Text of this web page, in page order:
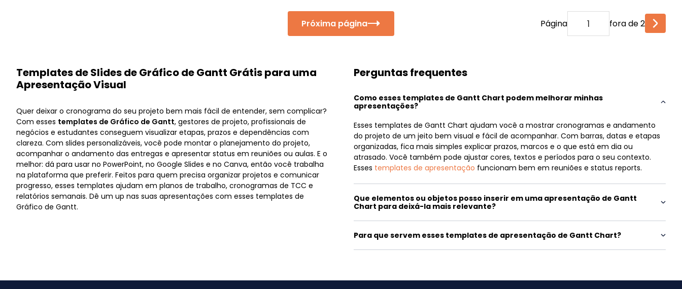
Próxima página Página fora de 2
Templates de Slides de Gráfico de Gantt Grátis para uma
Apresentação Visual
Quer deixar o cronograma do seu projeto bem mais fácil de entender, sem complicar?
Com esses templates de Gráfico de Gantt, gestores de projeto, profissionais de
negócios e estudantes conseguem visualizar etapas, prazos e dependências com
clareza. Com slides personalizáveis, você pode montar o planejamento do projeto,
acompanhar o andamento das entregas e apresentar status em reuniões ou aulas. E o
melhor: dá para usar no PowerPoint, no Google Slides e no Canva, então você trabalha
na plataforma que preferir. Feitos para quem precisa organizar projetos e comunicar
progresso, esses templates ajudam em planos de trabalho, cronogramas de TCC e
relatórios semanais. Dê um up nas suas apresentações com esses templates de
Gráfico de Gantt.
Perguntas frequentes
Como esses templates de Gantt Chart podem melhorar minhas
apresentações?
Esses templates de Gantt Chart ajudam você a mostrar cronogramas e andamento
do projeto de um jeito bem visual e fácil de acompanhar. Com barras, datas e etapas
organizadas, fica mais simples explicar prazos, marcos e o que está em dia ou
atrasado. Você também pode ajustar cores, textos e períodos para o seu contexto.
Esses templates de apresentação funcionam bem em reuniões e status reports.
Que elementos ou objetos posso inserir em uma apresentação de Gantt
Chart para deixá-la mais relevante?
Para que servem esses templates de apresentação de Gantt Chart?